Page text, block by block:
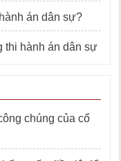
án dân sự?
thi hành án dân sự
chúng của cổ